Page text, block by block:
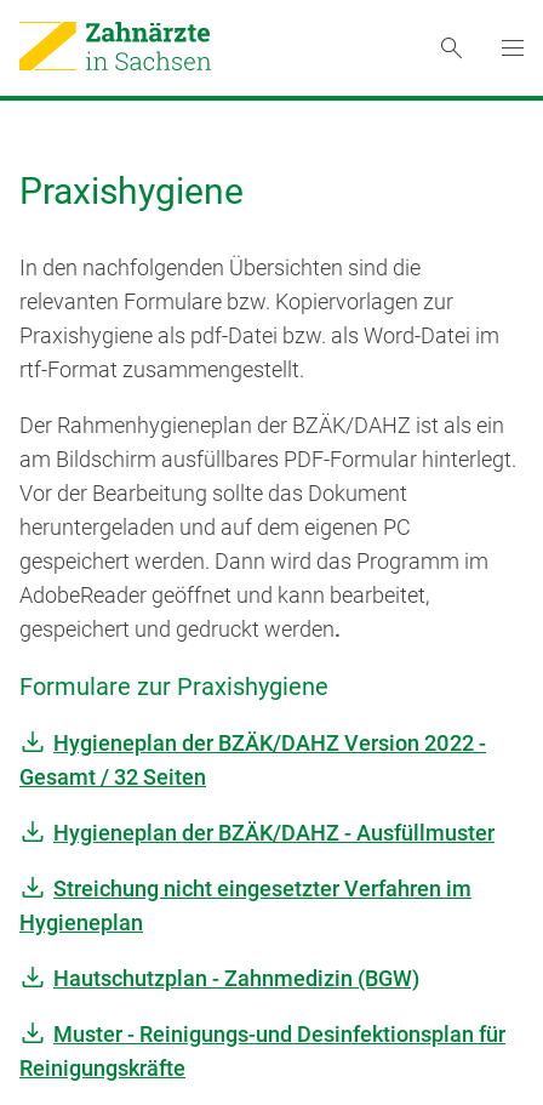
Praxishygiene
In den nachfolgenden Übersichten sind die
relevanten Formulare bzw. Kopiervorlagen zur
Praxishygiene als pdf-Datei bzw. als Word-Datei im
rtf-Format zusammengestellt.
Der Rahmenhygieneplan der BZÄK/DAHZ ist als ein
am Bildschirm ausfüllbares PDF-Formular hinterlegt.
Vor der Bearbeitung sollte das Dokument
heruntergeladen und auf dem eigenen PC
gespeichert werden. Dann wird das Programm im
AdobeReader geöffnet und kann bearbeitet,
gespeichert und gedruckt werden.
Formulare zur Praxishygiene
Hygieneplan der BZÄK/DAHZ Version 2022 -
Gesamt / 32 Seiten
Hygieneplan der BZÄK/DAHZ - Ausfüllmuster
Streichung nicht eingesetzter Verfahren im
Hygieneplan
Hautschutzplan - Zahnmedizin (BGW)
Muster - Reinigungs-und Desinfektionsplan für
Reinigungskräfte